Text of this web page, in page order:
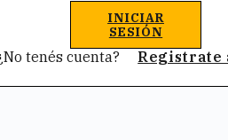
INICIAR
SESIÓN
tenés cuenta? Registrate